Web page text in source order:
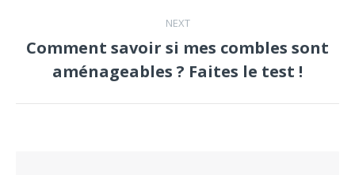
NEXT
Next
post:
Comment savoir si mes combles sont
aménageables ? Faites le test !